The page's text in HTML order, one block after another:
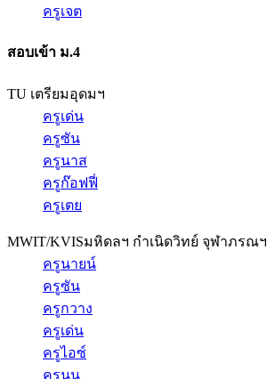
ครูเจต
สอบเข้า ม.4
TU เตรียมอุดมฯ
ครูเด่น
ครูซัน
ครูนาส
ครูก๊อฟฟี่
ครูเตย
MWIT/KVISมหิดลฯ กำเนิดวิทย์ จุฬาภรณฯ
ครูนายน์
ครูซัน
ครูกวาง
ครูเด่น
ครูไอซ์
ครูนน